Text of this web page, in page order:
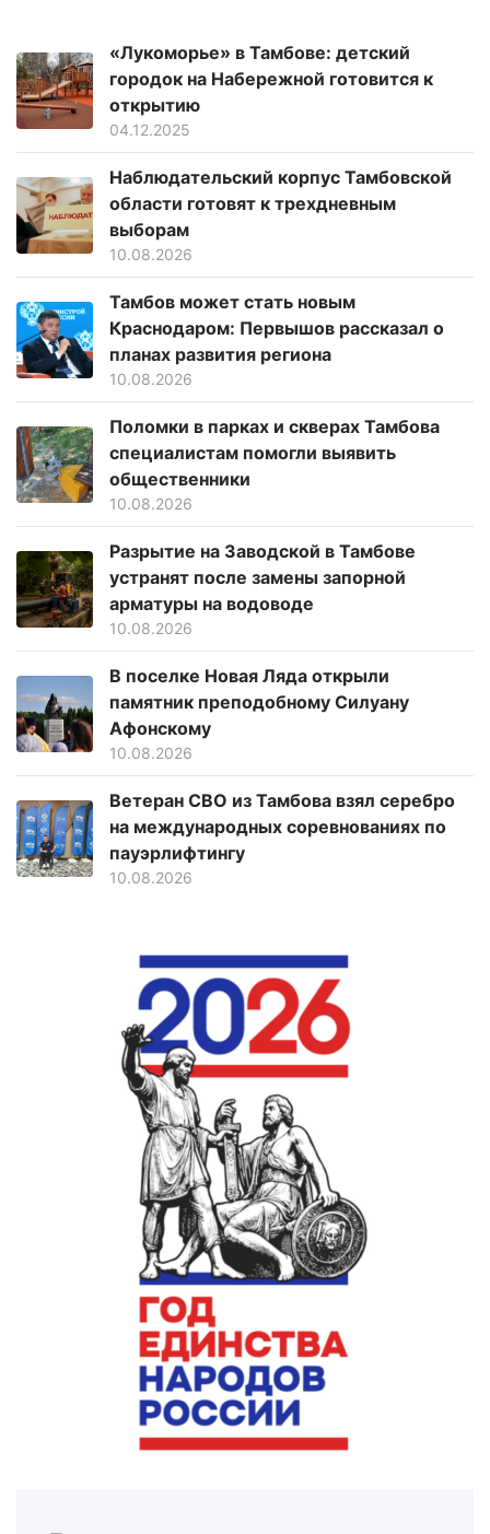
«Лукоморье» в Тамбове: детский
городок на Набережной готовится к
открытию
04.12.2025
Наблюдательский корпус Тамбовской
области готовят к трехдневным
выборам
10.08.2026
Тамбов может стать новым
Краснодаром: Первышов рассказал о
планах развития региона
10.08.2026
Поломки в парках и скверах Тамбова
специалистам помогли выявить
общественники
10.08.2026
Разрытие на Заводской в Тамбове
устранят после замены запорной
арматуры на водоводе
10.08.2026
В поселке Новая Ляда открыли
памятник преподобному Силуану
Афонскому
10.08.2026
Ветеран СВО из Тамбова взял серебро
на международных соревнованиях по
пауэрлифтингу
10.08.2026